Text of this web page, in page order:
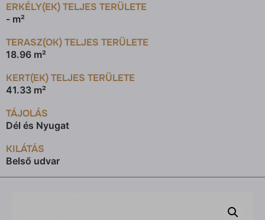
ERKÉLY(EK) TELJES TERÜLETE
- m²
TERASZ(OK) TELJES TERÜLETE
18.96 m²
KERT(EK) TELJES TERÜLETE
41.33 m²
TÁJOLÁS
Dél és Nyugat
KILÁTÁS
Belső udvar